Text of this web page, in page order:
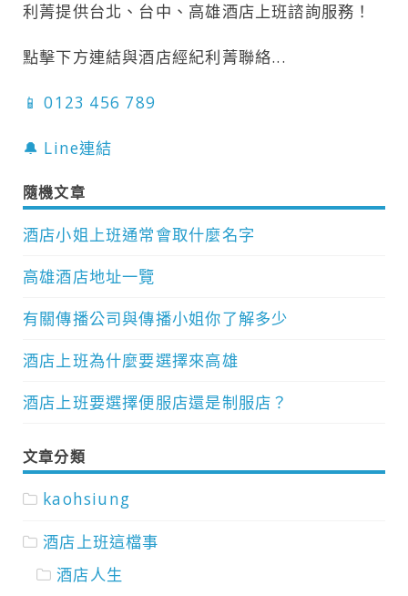
利菁提供台北、台中、高雄酒店上班諮詢服務！
點擊下方連結與酒店經紀利菁聯絡...
📱 0123 456 789
🔔 Line連結
隨機文章
酒店小姐上班通常會取什麼名字
高雄酒店地址一覽
有關傳播公司與傳播小姐你了解多少
酒店上班為什麼要選擇來高雄
酒店上班要選擇便服店還是制服店？
文章分類
kaohsiung
酒店上班這檔事
酒店人生